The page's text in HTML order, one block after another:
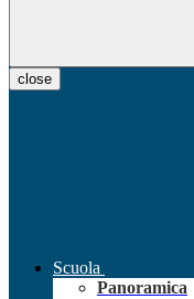
close
Scuola
Panoramica